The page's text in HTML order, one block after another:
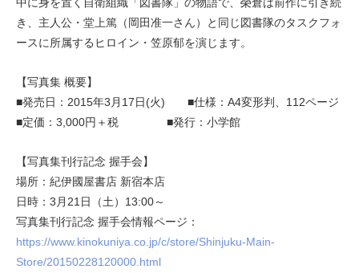
き、主人公・堂上篤（岡田准一さん）と同じ図書隊のタスクフォ
ースに所属するヒロイン・笠原郁を演じます。
【写真集 概要】
■発売日：2015年3月17日(火) ■仕様：A4変形判、112ページ
■定価：3,000円＋税 ■発行：小学館
【写真集刊行記念 握手会】
場所：紀伊國屋書店 新宿本店
日時：3月21日（土）13:00～
写真集刊行記念 握手会情報ページ：
https://www.kinokuniya.co.jp/c/store/Shinjuku-Main-
Store/20150228120000.html